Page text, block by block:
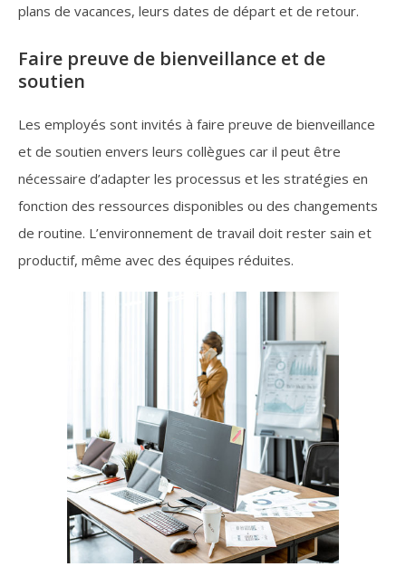
plans de vacances, leurs dates de départ et de retour.
Faire preuve de bienveillance et de
soutien
Les employés sont invités à faire preuve de bienveillance
et de soutien envers leurs collègues car il peut être
nécessaire d’adapter les processus et les stratégies en
fonction des ressources disponibles ou des changements
de routine. L’environnement de travail doit rester sain et
productif, même avec des équipes réduites.